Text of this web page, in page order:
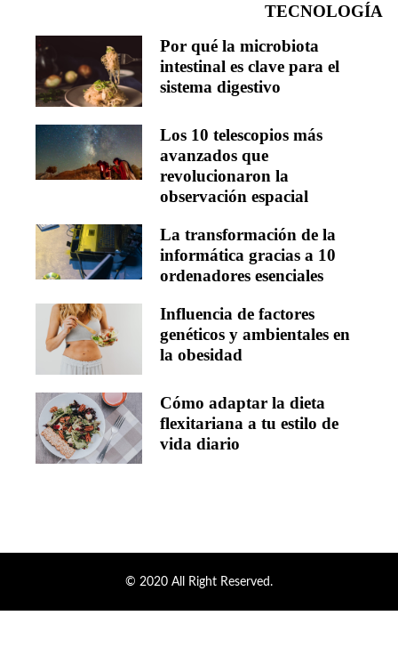
TECNOLOGÍA
Por qué la microbiota
intestinal es clave para el
sistema digestivo
Los 10 telescopios más
avanzados que
revolucionaron la
observación espacial
La transformación de la
informática gracias a 10
ordenadores esenciales
Influencia de factores
genéticos y ambientales en
la obesidad
Cómo adaptar la dieta
flexitariana a tu estilo de
vida diario
© 2020 All Right Reserved.